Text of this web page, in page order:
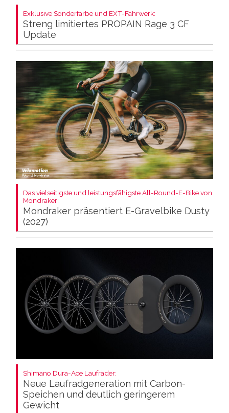
Exklusive Sonderfarbe und EXT-Fahrwerk:
Streng limitiertes PROPAIN Rage 3 CF
Update
Das vielseitigste und leistungsfähigste All-Round-E-Bike von
Mondraker:
Mondraker präsentiert E-Gravelbike Dusty
(2027)
Shimano Dura-Ace Laufräder:
Neue Laufradgeneration mit Carbon-
Speichen und deutlich geringerem
Gewicht